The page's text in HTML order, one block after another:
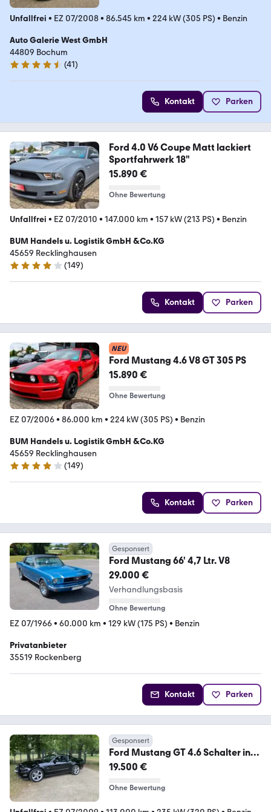
Unfallfrei • EZ 07/2008• 86.545 km • 224 kW (305 PS) • Benzin
Auto Galerie West GmbH
44809 Bochum
4.6 Sterne
(41)
Kontakt Parken
Ford 4.0 V6 Coupe Matt lackiert
Sportfahrwerk 18"
15.890 €
Ohne Bewertung
Unfallfrei • EZ 07/2010 • 147.000 km • 157 kW (213 PS) • Benzin
BUM Handels u. Logistik GmbH &Co.KG
45659 Recklinghausen
4.2 Sterne
(149)
Kontakt Parken
NEU
Ford Mustang 4.6 V8 GT 305 PS
15.890 €
Ohne Bewertung
EZ 07/2006• 86.000 km • 224 kW (305 PS) • Benzin
BUM Handels u. Logistik GmbH &Co.KG
45659 Recklinghausen
4.2 Sterne
(149)
Kontakt Parken
Gesponsert
Ford Mustang 66' 4,7 Ltr. V8
29.000 €
Verhandlungsbasis
Ohne Bewertung
EZ 07/1966• 60.000 km • 129 kW (175 PS) • Benzin
Privatanbieter
35519 Rockenberg
Kontakt Parken
Gesponsert
Ford Mustang GT 4.6 Schalter in
TOP Zustand
19.500 €
Ohne Bewertung